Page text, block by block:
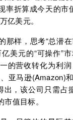
率折算成今天的市
亿美元。
那样，思考“总潜
美元的“可操作”
的营收转化为利
亚马逊(Amazon)
，该公司只需占
值目标。